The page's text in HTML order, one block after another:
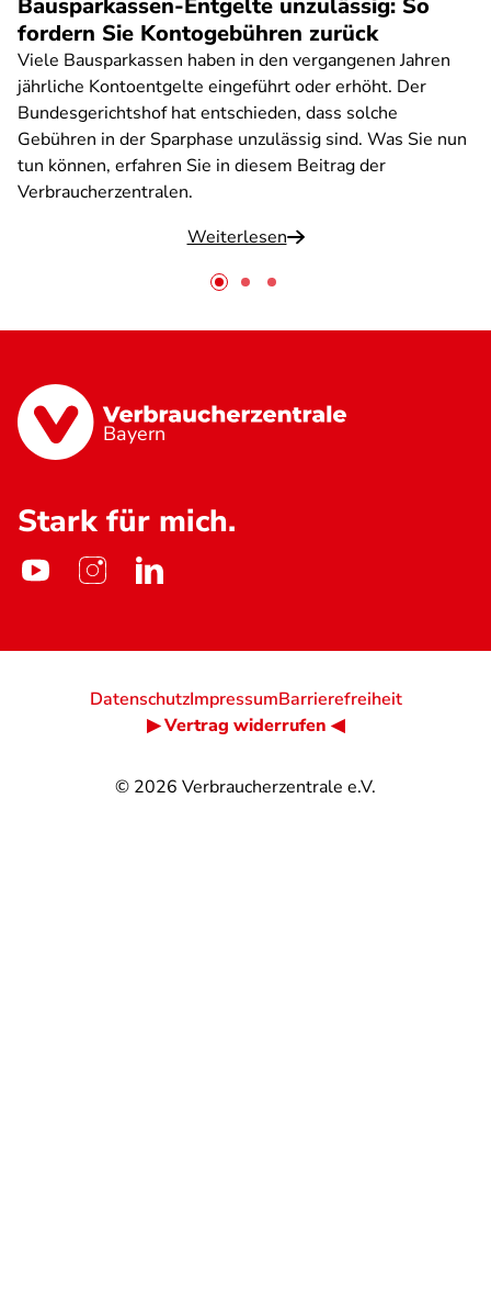
Bausparkassen-Entgelte unzulässig: So
fordern Sie Kontogebühren zurück
Viele Bausparkassen haben in den vergangenen Jahren
jährliche Kontoentgelte eingeführt oder erhöht. Der
Bundesgerichtshof hat entschieden, dass solche
Gebühren in der Sparphase unzulässig sind. Was Sie nun
tun können, erfahren Sie in diesem Beitrag der
Verbraucherzentralen.
Weiterlesen
Bayern
Stark für mich.
© 2026 Verbraucherzentrale e.V.
DatenschutzImpressumBarrierefreiheit
▶ Vertrag widerrufen ◀